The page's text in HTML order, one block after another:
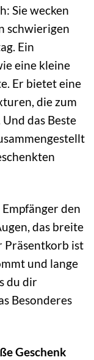
Sie wecken
schwierigen
Ein
eine kleine
Er bietet eine
die zum
das Beste
den
das breite
Präsentkorb ist
und lange
du dir
Besonderes
Geschenk